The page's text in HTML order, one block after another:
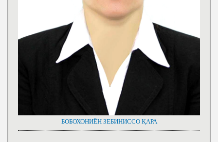
БОБОХОНИЁН ЗЕБИНИССО ҚАРА